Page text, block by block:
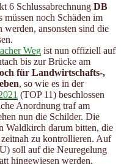
6 Schlussabrechnung DB
müssen noch Schäden im
ansonsten sind die
Weg ist nun offiziell auf
bis zur Brücke am
für Landwirtschafts-,
, so wie es in der
(TOP 11) beschlossen
Anordnung traf am
nun die Schilder. Die
Waldkirch darum bitten, die
zu kontrollieren. Auf
soll auf die Neuregelung
hingewiesen werden.